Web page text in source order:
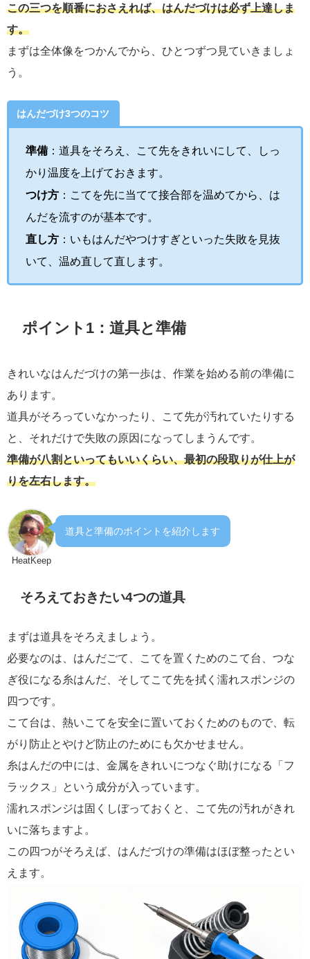
この三つを順番におさえれば、はんだづけは必ず上達しま
す。
まずは全体像をつかんでから、ひとつずつ見ていきましょ
う。
はんだづけ3つのコツ
準備 ：道具をそろえ、こて先をきれいにして、しっ
かり温度を上げておきます。
つけ方 ：こてを先に当てて接合部を温めてから、は
んだを流すのが基本です。
直し方 ：いもはんだやつけすぎといった失敗を見抜
いて、温め直して直します。
ポイント1：道具と準備
きれいなはんだづけの第一歩は、作業を始める前の準備に
あります。
道具がそろっていなかったり、こて先が汚れていたりする
と、それだけで失敗の原因になってしまうんです。
準備が八割といってもいいくらい、最初の段取りが仕上が
りを左右します。
HeatKeep
道具と準備のポイントを紹介します
そろえておきたい4つの道具
まずは道具をそろえましょう。
必要なのは、はんだごて、こてを置くためのこて台、つな
ぎ役になる糸はんだ、そしてこて先を拭く濡れスポンジの
四つです。
こて台は、熱いこてを安全に置いておくためのもので、転
がり防止とやけど防止のためにも欠かせません。
糸はんだの中には、金属をきれいにつなぐ助けになる「フ
ラックス」という成分が入っています。
濡れスポンジは固くしぼっておくと、こて先の汚れがきれ
いに落ちますよ。
この四つがそろえば、はんだづけの準備はほぼ整ったとい
えます。